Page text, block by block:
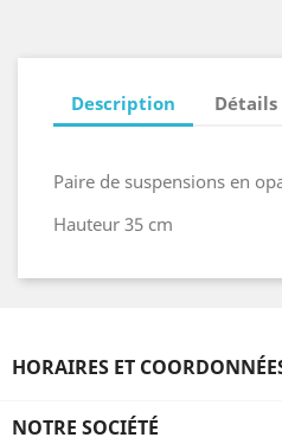
Description
Paire de suspensions en
Hauteur 35 cm
HORAIRES ET
NOTRE SOCIÉTÉ